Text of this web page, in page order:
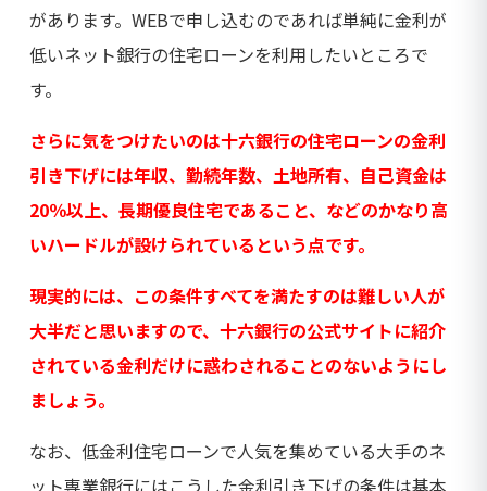
があります。WEBで申し込むのであれば単純に金利が
低いネット銀行の住宅ローンを利用したいところで
す。
さらに気をつけたいのは十六銀行の住宅ローンの金利
引き下げには年収、勤続年数、土地所有、自己資金は
20％以上、長期優良住宅であること、などのかなり高
いハードルが設けられているという点です。
現実的には、この条件すべてを満たすのは難しい人が
大半だと思いますので、十六銀行の公式サイトに紹介
されている金利だけに惑わされることのないようにし
ましょう。
なお、低金利住宅ローンで人気を集めている大手のネ